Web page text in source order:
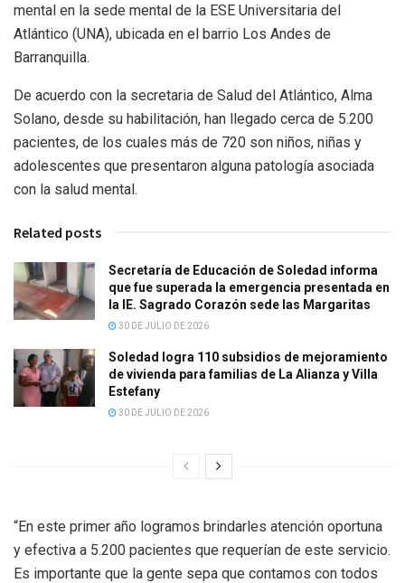
mental en la sede mental de la ESE Universitaria del
Atlántico (UNA), ubicada en el barrio Los Andes de
Barranquilla.
De acuerdo con la secretaria de Salud del Atlántico, Alma
Solano, desde su habilitación, han llegado cerca de 5.200
pacientes, de los cuales más de 720 son niños, niñas y
adolescentes que presentaron alguna patología asociada
con la salud mental.
Related posts
Secretaría de Educación de Soledad informa
que fue superada la emergencia presentada en
la IE. Sagrado Corazón sede las Margaritas
30 DE JULIO DE 2026
Soledad logra 110 subsidios de mejoramiento
de vivienda para familias de La Alianza y Villa
Estefany
30 DE JULIO DE 2026
“En este primer año logramos brindarles atención oportuna
y efectiva a 5.200 pacientes que requerían de este servicio.
Es importante que la gente sepa que contamos con todos